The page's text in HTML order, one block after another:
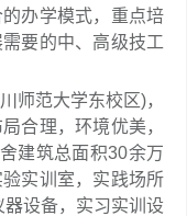
办学模式，重点培
要的中、高级技工
师范大学东校区)，
合理，环境优美，
建筑总面积30余万
实训室，实践场所
设备，实习实训设